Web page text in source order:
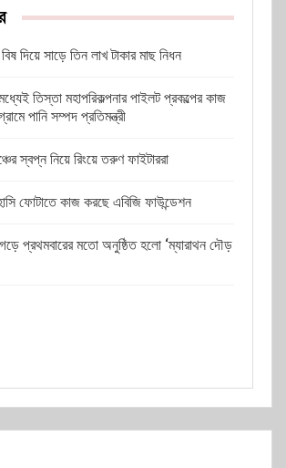
দিয়ে সাড়ে তিন লাখ টাকার মাছ নিধন
তিস্তা মহাপরিকল্পনার পাইলট প্রকল্পের কাজ
পানি সম্পদ প্রতিমন্ত্রী
স্বপ্ন নিয়ে রিংয়ে তরুণ ফাইটাররা
ফোটাতে কাজ করছে এবিজি ফাউন্ডেশন
প্রথমবারের মতো অনুষ্ঠিত হলো ‘ম্যারাথন দৌড়